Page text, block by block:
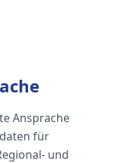
Ansprache
für
und